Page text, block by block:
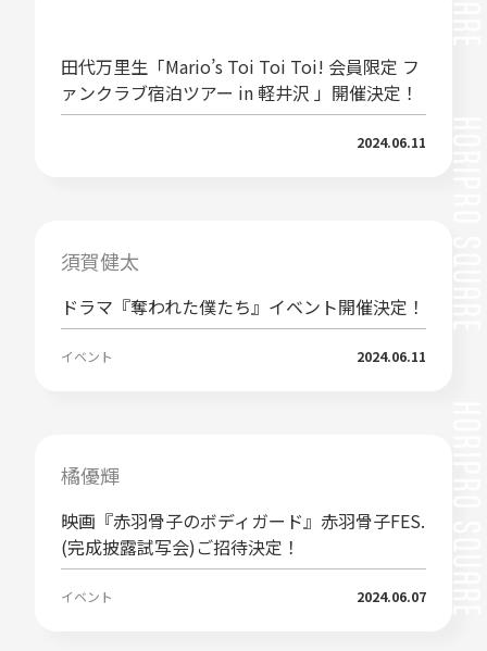
田代万里生「Mario’s Toi Toi Toi! 会員限定 フ
ァンクラブ宿泊ツアー in 軽井沢 」開催決定！
2024.06.11
須賀健太
ドラマ『奪われた僕たち』イベント開催決定！
イベント 2024.06.11
橘優輝
映画『赤羽骨子のボディガード』赤羽骨子FES.
(完成披露試写会)ご招待決定！
イベント 2024.06.07